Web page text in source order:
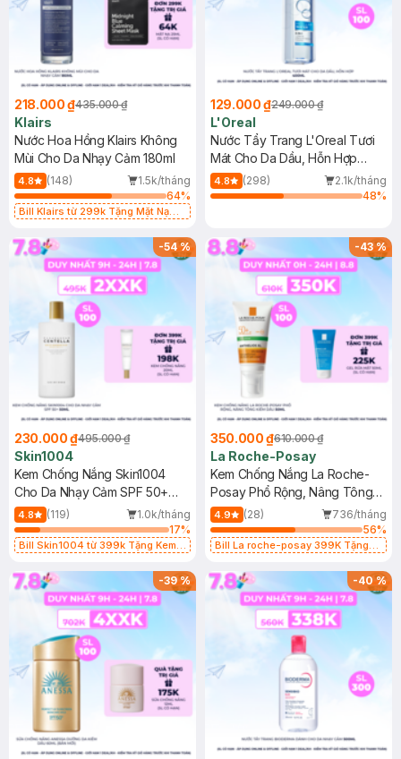
218.000 ₫435.000 ₫
Klairs
Nước Hoa Hồng Klairs Không
Mùi Cho Da Nhạy Cảm 180ml
4.8 (148)
1.5k/tháng
64%
Bill Klairs từ 299k Tặng Mặt Nạ
25ml (SL Có Hạn)
129.000 ₫249.000 ₫
L'Oreal
Nước Tẩy Trang L'Oreal Tươi
Mát Cho Da Dầu, Hỗn Hợp
400ml
4.8 (298)
2.1k/tháng
48%
-54%
230.000 ₫495.000 ₫
Skin1004
Kem Chống Nắng Skin1004
Cho Da Nhạy Cảm SPF 50+
50ml
4.8 (119)
1.0k/tháng
17%
Bill Skin1004 từ 399k Tặng Kem
SPF 50+ 20ml (SL Có Hạn)
-43%
350.000 ₫610.000 ₫
La Roche-Posay
Kem Chống Nắng La Roche-
Posay Phổ Rộng, Nâng Tông
Kiềm Dầu 50ml
4.9 (28)
736/tháng
56%
Bill La roche-posay 399K Tặng
(SL có hạn)
-39% -40%